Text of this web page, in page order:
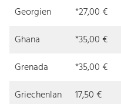
Georgien
*27,00 €
Ghana
*35,00 €
Grenada
*35,00 €
Griechenlan
17,50 €